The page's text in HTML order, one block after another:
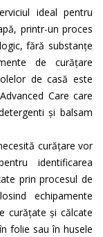
ideal pentru
printr-un proces
fără substanțe
de curățare
de casă este
Care care
şi balsam
curățare vor
identificarea
prin procesul de
echipamente
curățate și călcate
folie sau în husele